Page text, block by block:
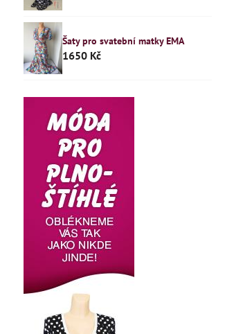
Šaty pro svatební matky EMA
1650 Kč